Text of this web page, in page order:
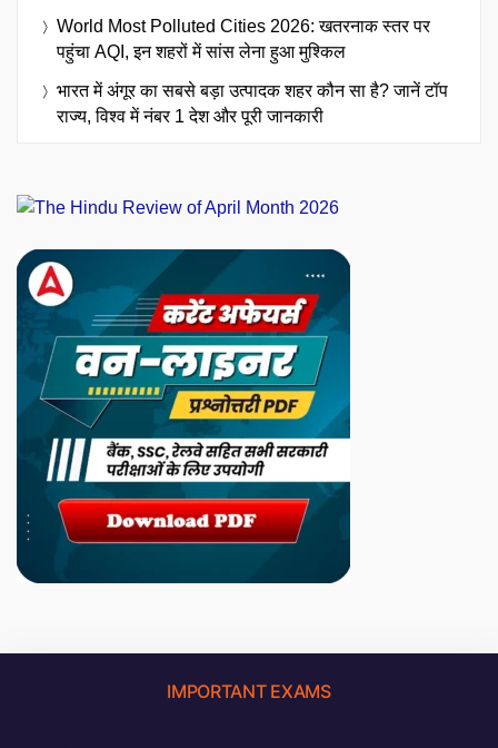
World Most Polluted Cities 2026: खतरनाक स्तर पर
पहुंचा AQI, इन शहरों में सांस लेना हुआ मुश्किल
भारत में अंगूर का सबसे बड़ा उत्पादक शहर कौन सा है? जानें टॉप
राज्य, विश्व में नंबर 1 देश और पूरी जानकारी
IMPORTANT EXAMS